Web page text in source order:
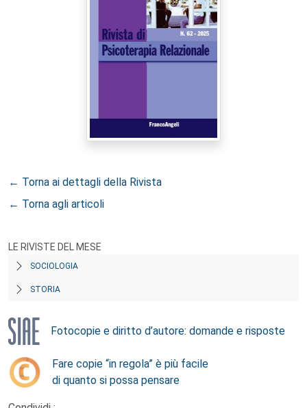
← Torna ai dettagli della Rivista
← Torna agli articoli
LE RIVISTE DEL MESE
SOCIOLOGIA
STORIA
Fotocopie e diritto d’autore: domande e risposte
Fare copie “in regola” è più facile
di quanto si possa pensare